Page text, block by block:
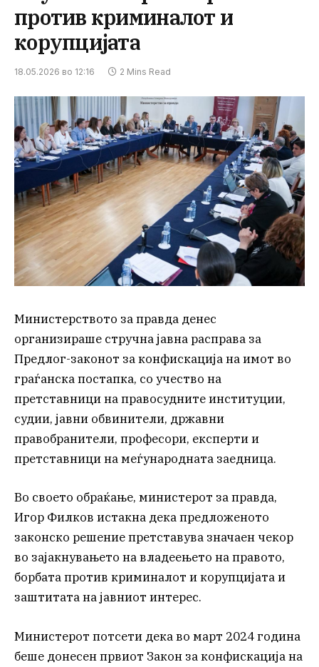
против криминалот и
корупцијата
18.05.2026 во 12:16 2 Mins Read
Министерството за правда денес
организираше стручна јавна расправа за
Предлог-законот за конфискација на имот во
граѓанска постапка, со учество на
претставници на правосудните институции,
судии, јавни обвинители, државни
правобранители, професори, експерти и
претставници на меѓународната заедница.
Во своето обраќање, министерот за правда,
Игор Филков истакна дека предложеното
законско решение претставува значаен чекор
во зајакнувањето на владеењето на правото,
борбата против криминалот и корупцијата и
заштитата на јавниот интерес.
Министерот потсети дека во март 2024 година
беше донесен првиот Закон за конфискација на